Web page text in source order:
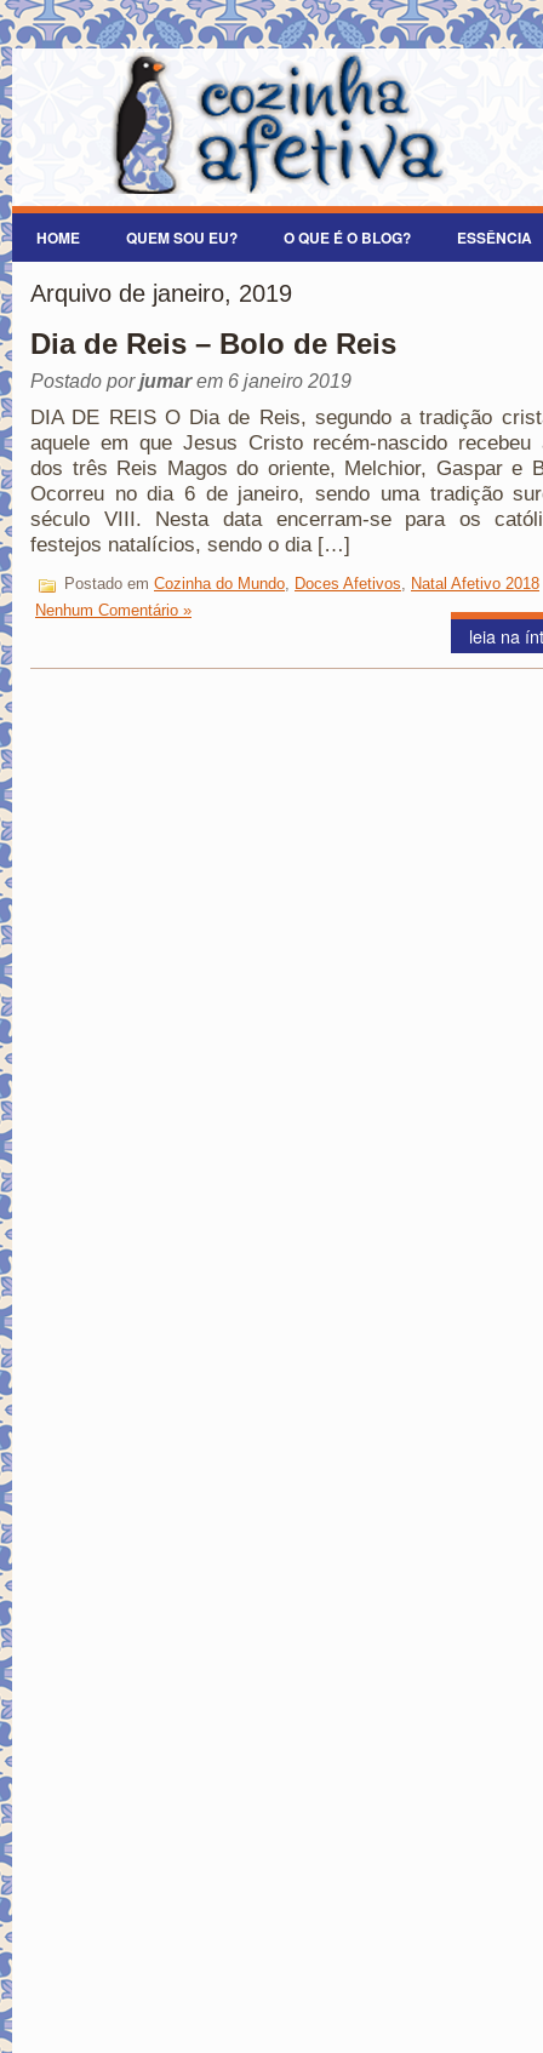
HOME QUEM SOU EU? O QUE É O BLOG? ESSÊNCIA
Arquivo de janeiro, 2019
Dia de Reis – Bolo de Reis
Postado porjumarem 6 janeiro 2019
DIA DE REIS O Dia de Reis, segundo a tradição
aquele em que Jesus Cristo recém-nascido recebeu
dos três Reis Magos do oriente, Melchior, Gaspar e
Ocorreu no dia 6 de janeiro, sendo uma tradição
século VIII. Nesta data encerram-se para os
festejos natalícios, sendo o dia […]
Postado em Cozinha do Mundo, Doces Afetivos, Natal Afetivo 2018
Nenhum Comentário »
leia na